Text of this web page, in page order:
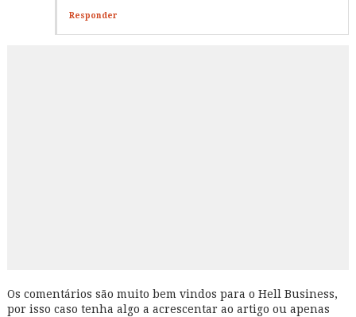
Responder
Os comentários são muito bem vindos para o Hell Business,
por isso caso tenha algo a acrescentar ao artigo ou apenas